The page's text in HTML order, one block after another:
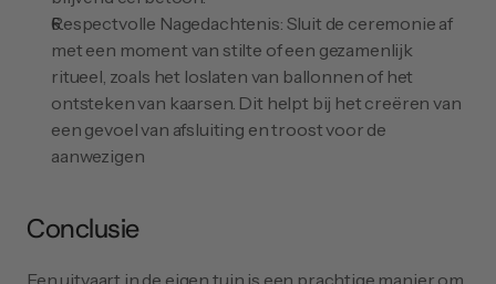
Respectvolle Nagedachtenis: Sluit de ceremonie af
met een moment van stilte of een gezamenlijk
ritueel, zoals het loslaten van ballonnen of het
ontsteken van kaarsen. Dit helpt bij het creëren van
een gevoel van afsluiting en troost voor de
aanwezigen
Conclusie
Een uitvaart in de eigen tuin is een prachtige manier om